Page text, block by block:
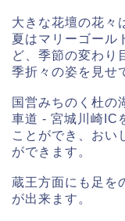
大きな花壇の花々
夏はマリーゴール
ど、季節の変わり
季折々の姿を見せ
国営みちのく杜の
車道 - 宮城川崎IC
ことができ、おい
ができます。
蔵王方面にも足を
が出来ます。